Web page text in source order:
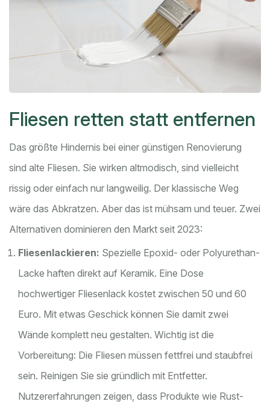
Fliesen retten statt entfernen
Das größte Hindernis bei einer günstigen Renovierung
sind alte Fliesen. Sie wirken altmodisch, sind vielleicht
rissig oder einfach nur langweilig. Der klassische Weg
wäre das Abkratzen. Aber das ist mühsam und teuer. Zwei
Alternativen dominieren den Markt seit 2023:
Fliesenlackieren: Spezielle Epoxid- oder Polyurethan-
Lacke haften direkt auf Keramik. Eine Dose
hochwertiger Fliesenlack kostet zwischen 50 und 60
Euro. Mit etwas Geschick können Sie damit zwei
Wände komplett neu gestalten. Wichtig ist die
Vorbereitung: Die Fliesen müssen fettfrei und staubfrei
sein. Reinigen Sie sie gründlich mit Entfetter.
Nutzererfahrungen zeigen, dass Produkte wie Rust-